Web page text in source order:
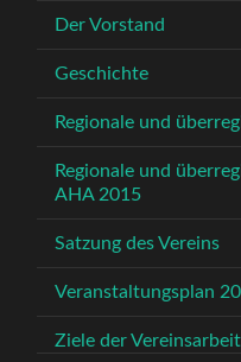
Der Vorstand
Geschichte
Regionale und
Regionale und
AHA 2015
Satzung des Vereins
Veranstaltungsplan
Ziele der Vereinsarbeit